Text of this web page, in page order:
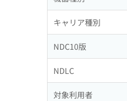
キャリア種別
NDC10版
NDLC
対象利用者